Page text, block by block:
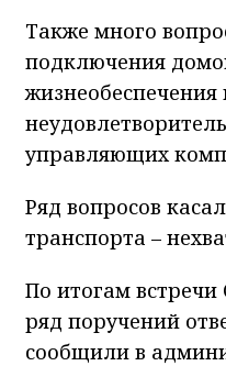
Также много
подключения
жизнеобеспечения
управляющих
Ряд вопросов
транспорта –
По итогам
ряд поручений
сообщили в